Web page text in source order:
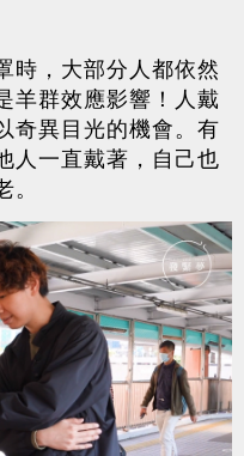
時，大部分人都依然
羊群效應影響！人戴
奇異目光的機會。有
人一直戴著，自己也